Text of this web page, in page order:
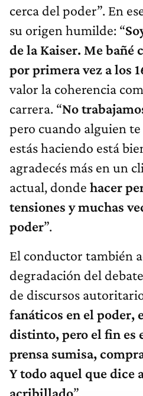
cerca del poder”. En
su origen humilde: “
de la Kaiser. Me bañé
por primera vez a los
valor la coherencia
carrera. “No
pero cuando alguien
estás haciendo está
agradecés más en un
actual, donde hacer
tensiones y muchas
poder”.
El conductor también
degradación del
de discursos
fanáticos en el poder,
distinto, pero el fin es
prensa sumisa,
Y todo aquel que dice